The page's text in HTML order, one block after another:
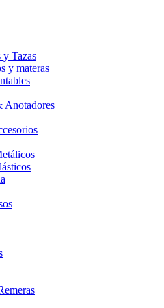
y Tazas
y materas
Anotadores